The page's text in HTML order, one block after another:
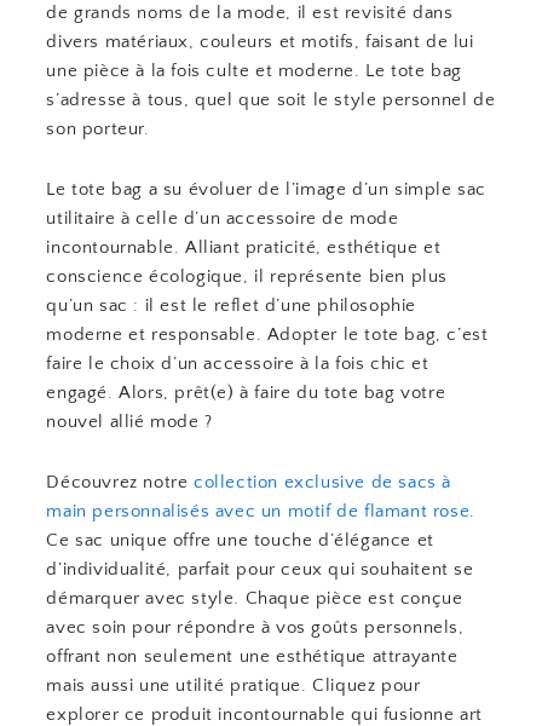
de grands noms de la mode, il est revisité dans
divers matériaux, couleurs et motifs, faisant de lui
une pièce à la fois culte et moderne. Le tote bag
s’adresse à tous, quel que soit le style personnel de
son porteur.
Le tote bag a su évoluer de l’image d’un simple sac
utilitaire à celle d’un accessoire de mode
incontournable. Alliant praticité, esthétique et
conscience écologique, il représente bien plus
qu’un sac : il est le reflet d’une philosophie
moderne et responsable. Adopter le tote bag, c’est
faire le choix d’un accessoire à la fois chic et
engagé. Alors, prêt(e) à faire du tote bag votre
nouvel allié mode ?
Découvrez notrecollection exclusive de sacs à
main personnalisés avec un motif de flamant rose.
Ce sac unique offre une touche d’élégance et
d’individualité, parfait pour ceux qui souhaitent se
démarquer avec style. Chaque pièce est conçue
avec soin pour répondre à vos goûts personnels,
offrant non seulement une esthétique attrayante
mais aussi une utilité pratique. Cliquez pour
explorer ce produit incontournable qui fusionne art